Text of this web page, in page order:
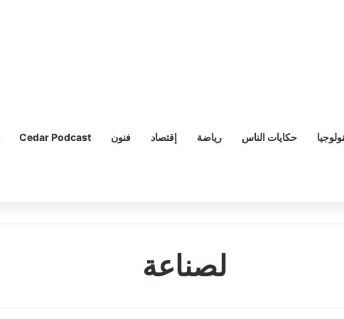
حكايات الناس رياضة إقتصاد فنون Cedar Podcast
لصناعة